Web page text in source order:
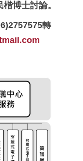
博士討論。
轉